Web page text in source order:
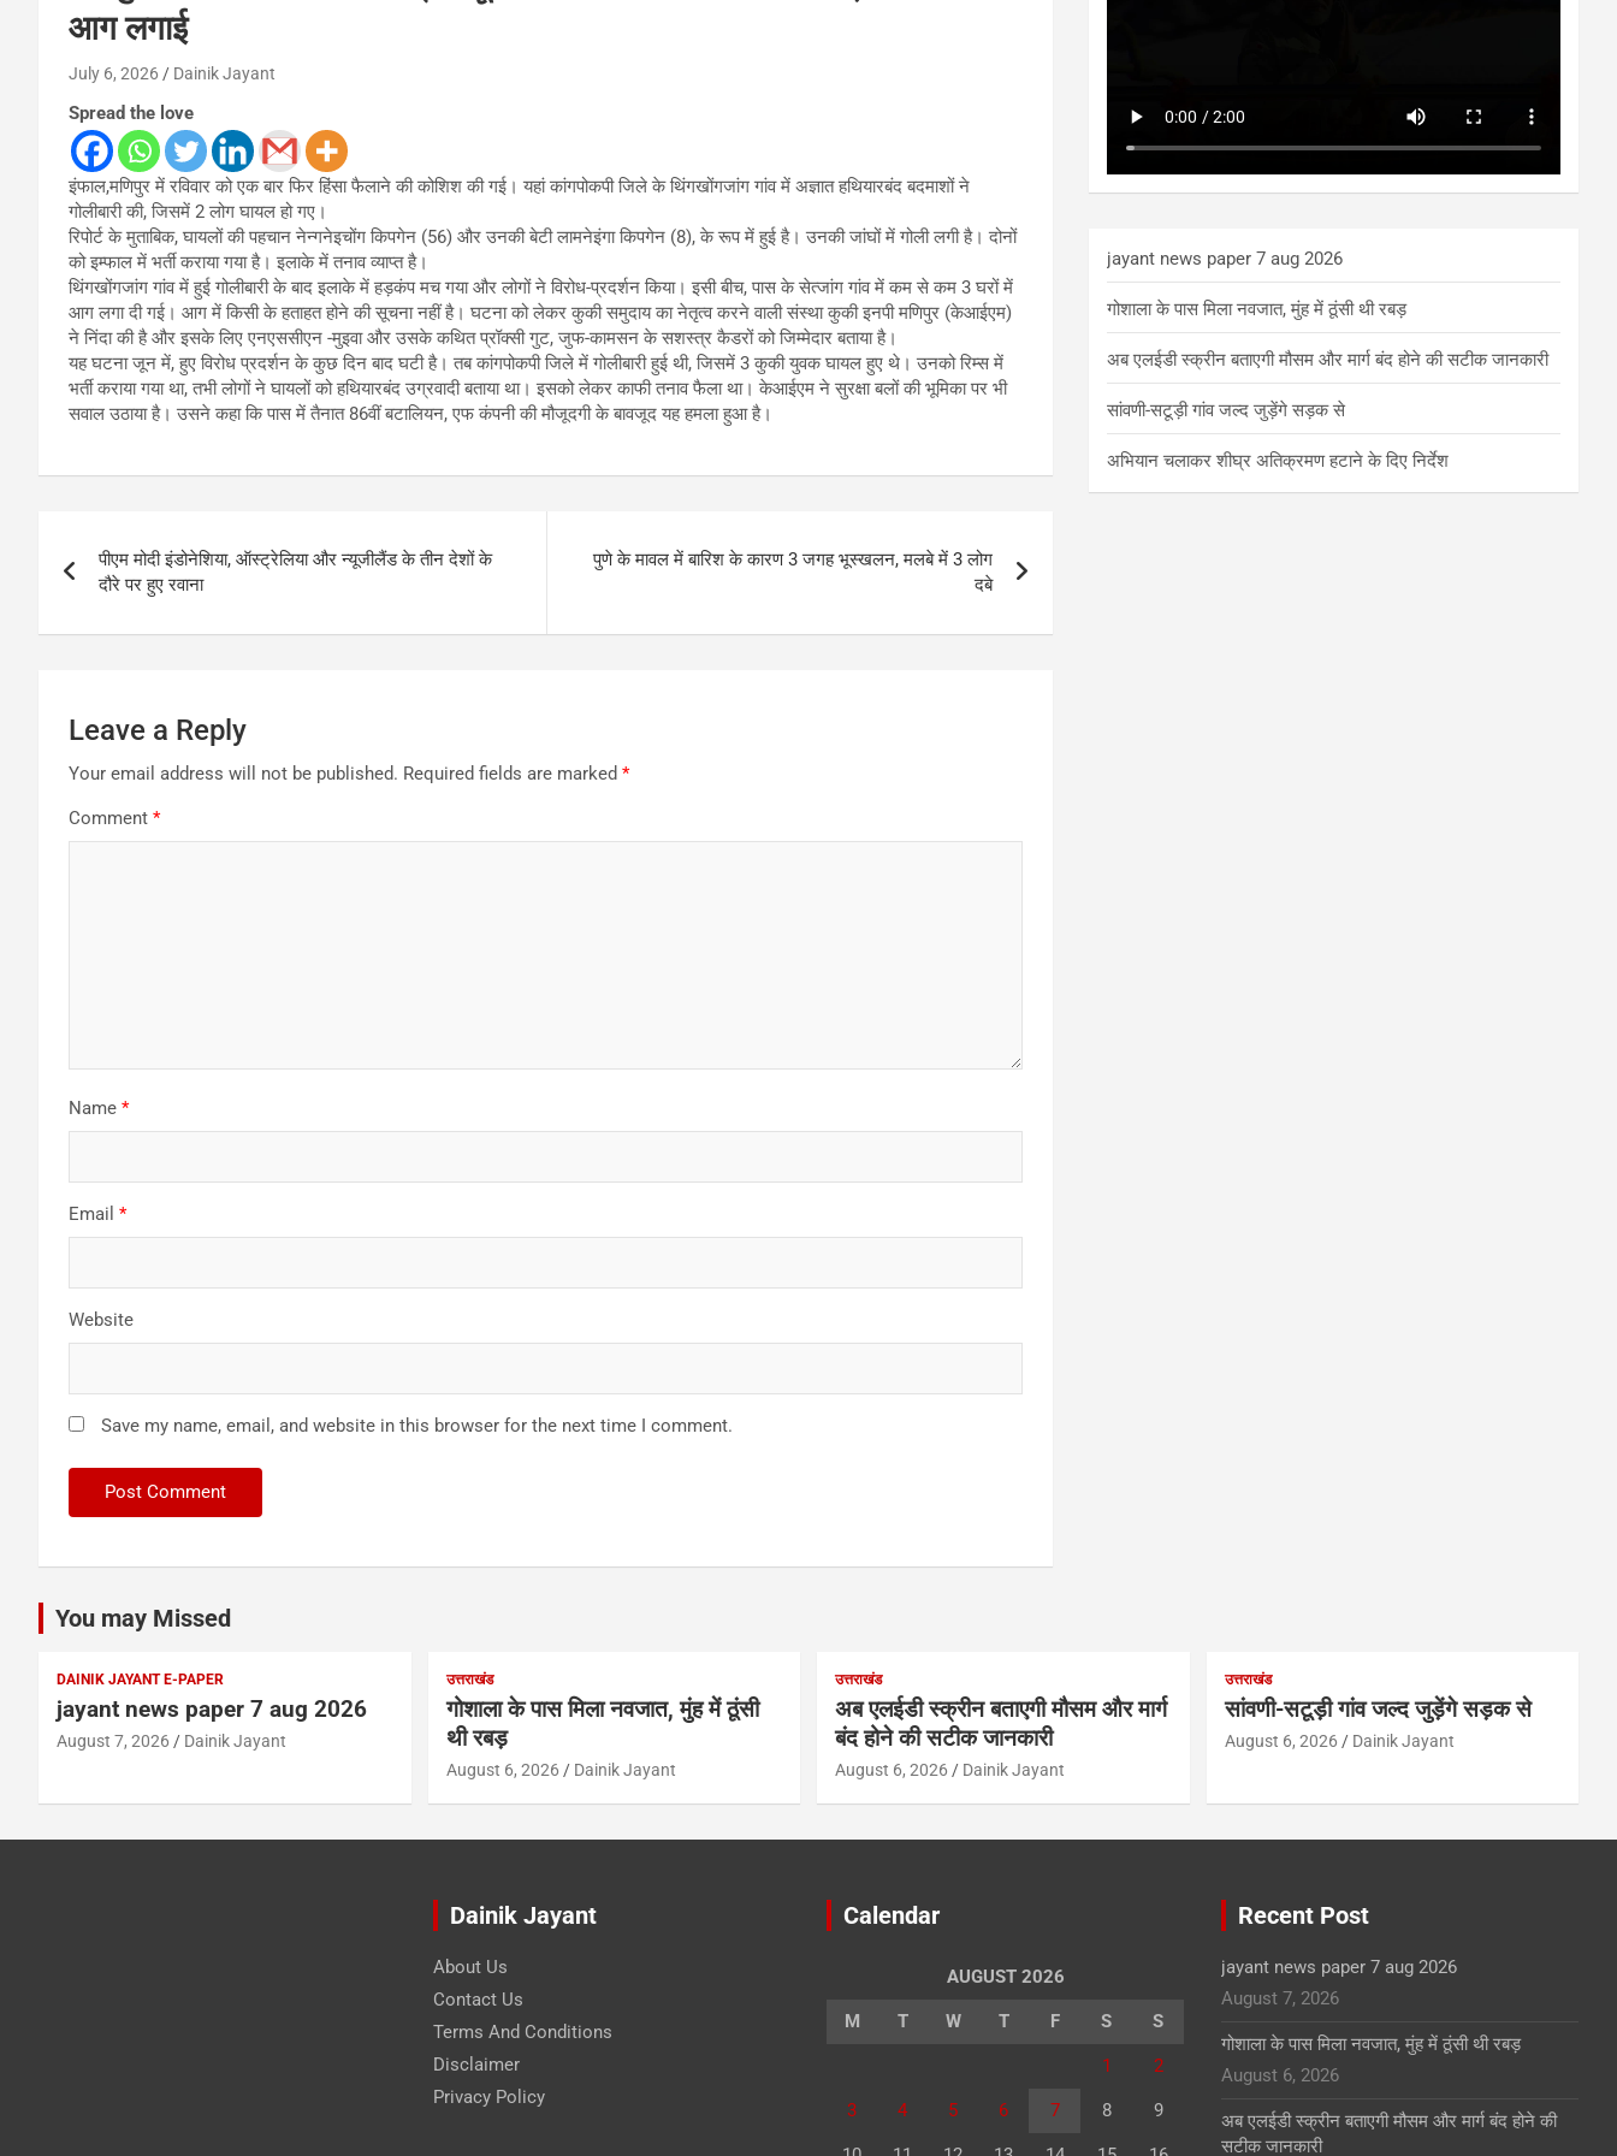
आग लगाई
July 6, 2026 Dainik Jayant
Spread the love
इंफाल,मणिपुर में रविवार को एक बार फिर हिंसा फैलाने की कोशिश की गई। यहां कांगपोकपी जिले के थिंगखोंगजांग गांव में अज्ञात हथियारबंद बदमाशों ने
गोलीबारी की, जिसमें 2 लोग घायल हो गए।
रिपोर्ट के मुताबिक, घायलों की पहचान नेन्गनेइचोंग किपगेन (56) और उनकी बेटी लामनेइंगा किपगेन (8), के रूप में हुई है। उनकी जांघों में गोली लगी है। दोनों
को इम्फाल में भर्ती कराया गया है। इलाके में तनाव व्याप्त है।
थिंगखोंगजांग गांव में हुई गोलीबारी के बाद इलाके में हड़कंप मच गया और लोगों ने विरोध-प्रदर्शन किया। इसी बीच, पास के सेत्जांग गांव में कम से कम 3 घरों में
आग लगा दी गई। आग में किसी के हताहत होने की सूचना नहीं है। घटना को लेकर कुकी समुदाय का नेतृत्व करने वाली संस्था कुकी इनपी मणिपुर (केआईएम)
ने निंदा की है और इसके लिए एनएससीएन -मुइवा और उसके कथित प्रॉक्सी गुट, जुफ-कामसन के सशस्त्र कैडरों को जिम्मेदार बताया है।
यह घटना जून में, हुए विरोध प्रदर्शन के कुछ दिन बाद घटी है। तब कांगपोकपी जिले में गोलीबारी हुई थी, जिसमें 3 कुकी युवक घायल हुए थे। उनको रिम्स में
भर्ती कराया गया था, तभी लोगों ने घायलों को हथियारबंद उग्रवादी बताया था। इसको लेकर काफी तनाव फैला था। केआईएम ने सुरक्षा बलों की भूमिका पर भी
सवाल उठाया है। उसने कहा कि पास में तैनात 86वीं बटालियन, एफ कंपनी की मौजूदगी के बावजूद यह हमला हुआ है।
navigation
पीएम मोदी इंडोनेशिया, ऑस्ट्रेलिया और न्यूजीलैंड के तीन देशों के
दौरे पर हुए रवाना
पुणे के मावल में बारिश के कारण 3 जगह भूस्खलन, मलबे में 3 लोग
दबे
Leave a Reply
Your email address will not be published. Required fields are marked *
Comment *
Name *
Email *
Website
Save my name, email, and website in this browser for the next time I comment.
jayant news paper 7 aug 2026
गोशाला के पास मिला नवजात, मुंह में ठूंसी थी रबड़
अब एलईडी स्क्रीन बताएगी मौसम और मार्ग बंद होने की सटीक जानकारी
सांवणी-सटूड़ी गांव जल्द जुड़ेंगे सड़क से
अभियान चलाकर शीघ्र अतिक्रमण हटाने के दिए निर्देश
You may Missed
DAINIK JAYANT E-PAPER
jayant news paper 7 aug 2026
August 7, 2026 Dainik Jayant
उत्तराखंड
गोशाला के पास मिला नवजात, मुंह में ठूंसी
थी रबड़
August 6, 2026 Dainik Jayant
उत्तराखंड
अब एलईडी स्क्रीन बताएगी मौसम और मार्ग
बंद होने की सटीक जानकारी
August 6, 2026 Dainik Jayant
उत्तराखंड
सांवणी-सटूड़ी गांव जल्द जुड़ेंगे सड़क से
August 6, 2026 Dainik Jayant
Dainik Jayant
About Us
Contact Us
Terms And Conditions
Disclaimer
Privacy Policy
Calendar
AUGUST 2026
M T W T F S S
1 2
3 4 5 6 7 8 9
Recent Post
jayant news paper 7 aug 2026
August 7, 2026
गोशाला के पास मिला नवजात, मुंह में ठूंसी थी रबड़
August 6, 2026
अब एलईडी स्क्रीन बताएगी मौसम और मार्ग बंद होने की
सटीक जानकारी